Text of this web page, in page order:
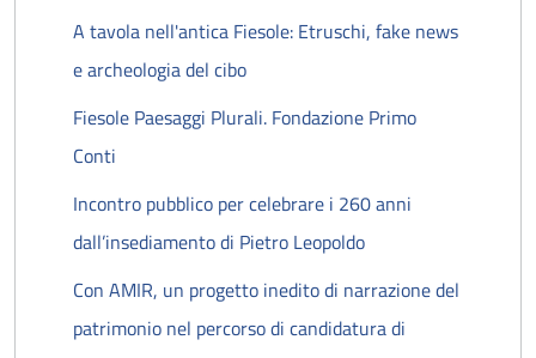
A tavola nell'antica Fiesole: Etruschi, fake news
e archeologia del cibo
Fiesole Paesaggi Plurali. Fondazione Primo
Conti
Incontro pubblico per celebrare i 260 anni
dall’insediamento di Pietro Leopoldo
Con AMIR, un progetto inedito di narrazione del
patrimonio nel percorso di candidatura di